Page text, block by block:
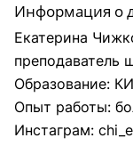
Информация о
Екатерина
преподаватель
Образование:
Опыт работы:
Инстаграм: